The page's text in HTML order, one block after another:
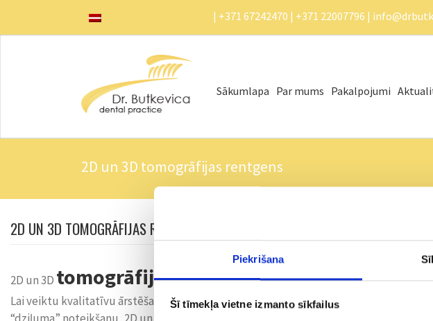
Piekrišana
Šī tīmekļa vietne izmanto sīkfailus
| +371 67242470 | +371 22007796 |
Sākumlapa Par mums Pakalpojumi
2D un 3D tomogrāfijas rentgens
2D UN 3D TOMOGRĀFIJAS RENTGENS
2D un 3D tomogrāfijasrentgens
Lai veiktu kvalitatīvu ārstēšanu, kā piemēram – implantu ievietošanu, sakņu kanālu